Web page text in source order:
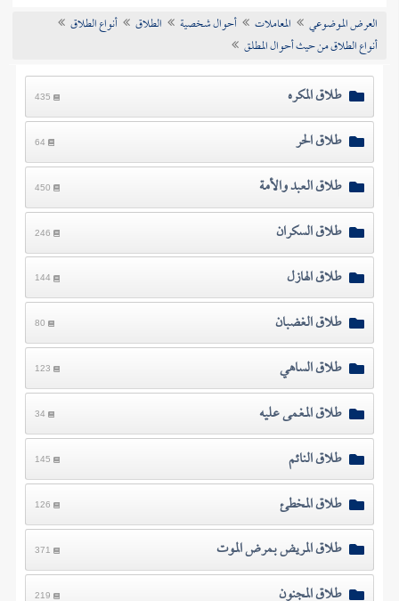
تراجم الأعلام
العرض الموضوعي المعاملات أحوال شخصية الطلاق
أنواع الطلاق
أنواع الطلاق من حيث أحوال المطلق
طلاق المكره 435
طلاق الحر 64
طلاق العبد والأمة 450
طلاق السكران 246
طلاق الهازل 144
طلاق الغضبان 80
طلاق الساهي 123
طلاق المغمى عليه 34
طلاق النائم 145
طلاق المخطئ 126
طلاق المريض بمرض الموت 371
طلاق المجنون 219